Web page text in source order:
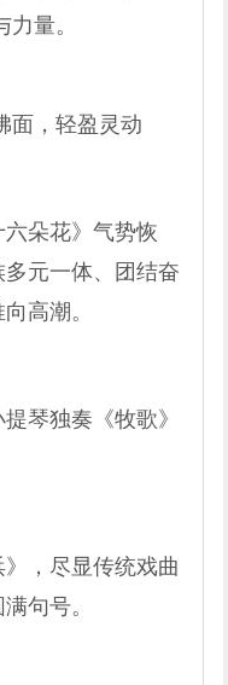
量。
面，轻盈灵动
朵花》气势恢
元一体、团结奋
高潮。
琴独奏《牧歌》
，尽显传统戏曲
句号。